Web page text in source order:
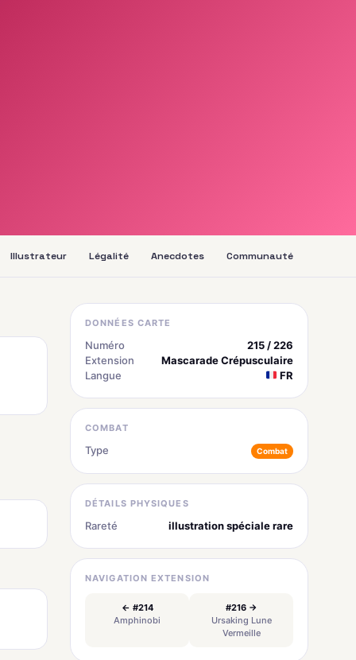
Illustrateur Légalité Anecdotes Communauté
DONNÉES CARTE
Numéro
215 / 226
Extension
Mascarade Crépusculaire
Langue
FR
COMBAT
Type Combat
DÉTAILS PHYSIQUES
Rareté illustration spéciale rare
NAVIGATION EXTENSION
← #214
Amphinobi
#216 →
Ursaking Lune
Vermeille